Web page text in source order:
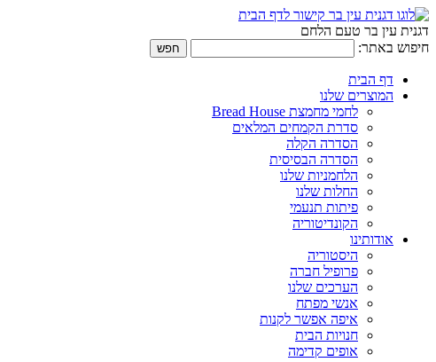
דגנית עין בר טעם הלחם
חיפוש באתר:
דף הבית
המוצרים שלנו
לחמי מחמצת Bread House
סדרת הקמחים המלאים
הסדרה הקלה
הסדרה הבסיסית
הלחמניות שלנו
החלות שלנו
פיתות תנעמי
הקונדיטוריה
אודותינו
היסטוריה
פרופיל חברה
הערכים שלנו
אנשי מפתח
איפה אפשר לקנות
חנויות הבית
אופים קדימה